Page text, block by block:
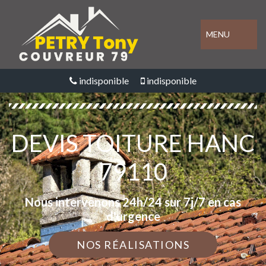
MENU
indisponible indisponible
DEVIS TOITURE HANC
79110
Nous intervenons 24h/24 sur 7j/7 en cas
d'urgence
NOS RÉALISATIONS